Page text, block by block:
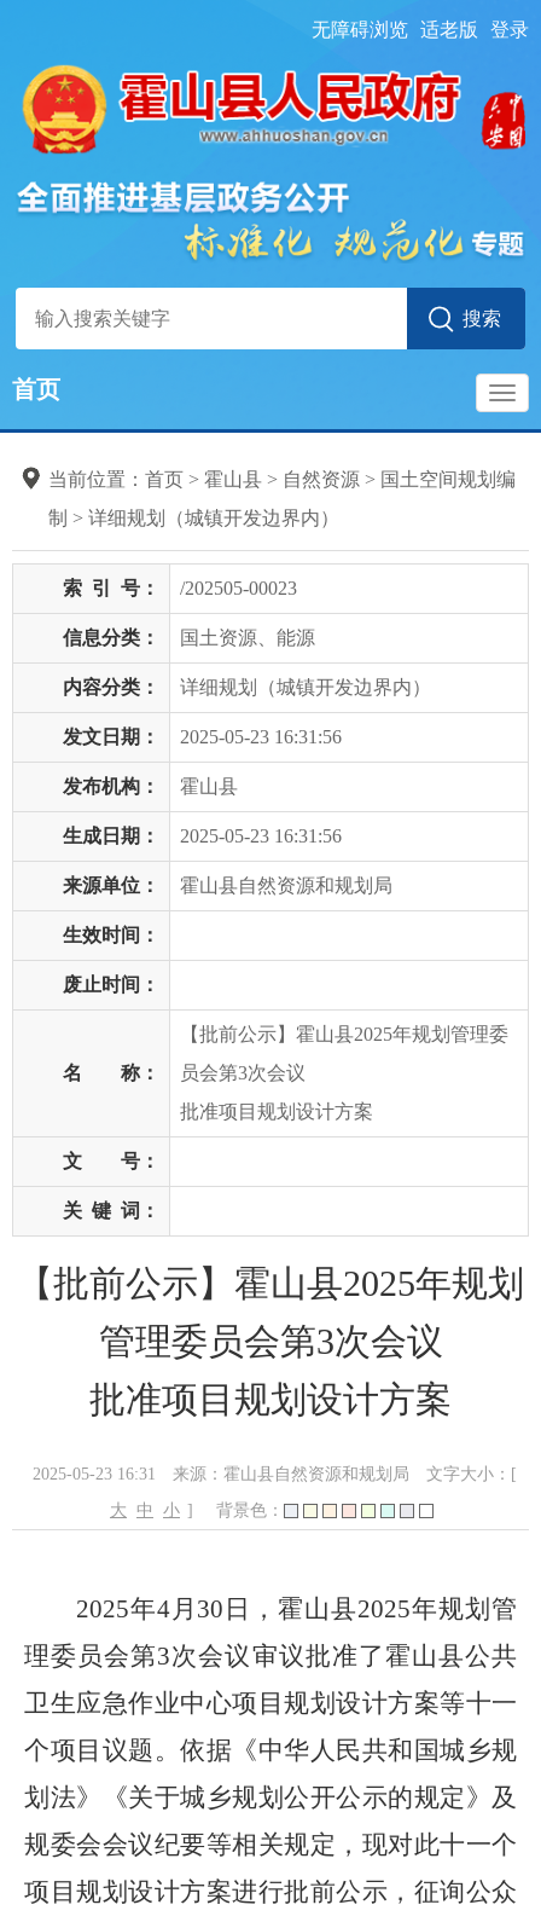
无障碍浏览 适老版 登录
首页
当前位置： 首页 > 霍山县 > 自然资源 > 国土空间规划编
制 > 详细规划（城镇开发边界内）
索 引 号： /202505-00023
信息分类： 国土资源、能源
内容分类： 详细规划（城镇开发边界内）
发文日期： 2025-05-23 16:31:56
发布机构： 霍山县
生成日期： 2025-05-23 16:31:56
来源单位： 霍山县自然资源和规划局
生效时间：
废止时间：
名 称：
【批前公示】霍山县2025年规划管理委
员会第3次会议
批准项目规划设计方案
文 号：
关 键 词：
【批前公示】霍山县2025年规划
管理委员会第3次会议
批准项目规划设计方案
2025-05-23 16:31 来源：霍山县自然资源和规划局
文字大小：[
大
中 小 ] 背景色：
2025年4月 30 日 ，霍山县2025年规划管
理委员会第3次会议审议批准了霍山县公共
卫生应急作业中心项目规划设计方案等十一
个项目议题。 依据《中华人民共和国城乡规
划法》《关于城乡规划公开公示的规定》及
规委会会议纪要等相关规定，现对此十一个
项目规划设计方案进行批前公示，征询公众